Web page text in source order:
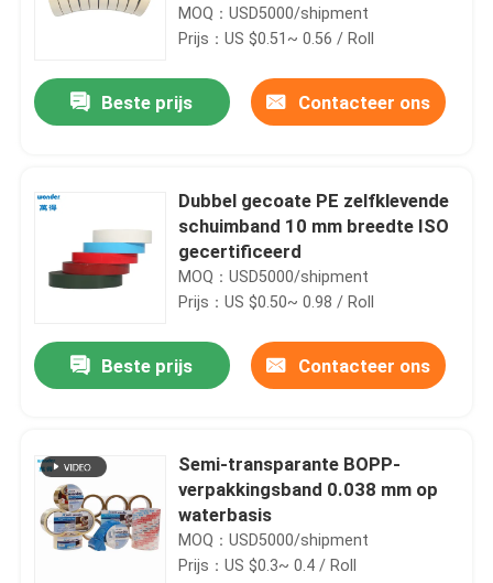
MOQ：USD5000/shipment
Prijs：US $0.51~ 0.56 / Roll
Beste prijs Contacteer ons
Dubbel gecoate PE zelfklevende
schuimband 10 mm breedte ISO
gecertificeerd
MOQ：USD5000/shipment
Prijs：US $0.50~ 0.98 / Roll
Beste prijs Contacteer ons
Semi-transparante BOPP-
verpakkingsband 0.038 mm op
waterbasis
MOQ：USD5000/shipment
Prijs：US $0.3~ 0.4 / Roll